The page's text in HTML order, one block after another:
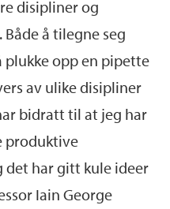
disipliner og
å tilegne seg
plukke opp en pipette
av ulike disipliner
bidratt til at jeg har
produktive
det har gitt kule ideer
Iain George